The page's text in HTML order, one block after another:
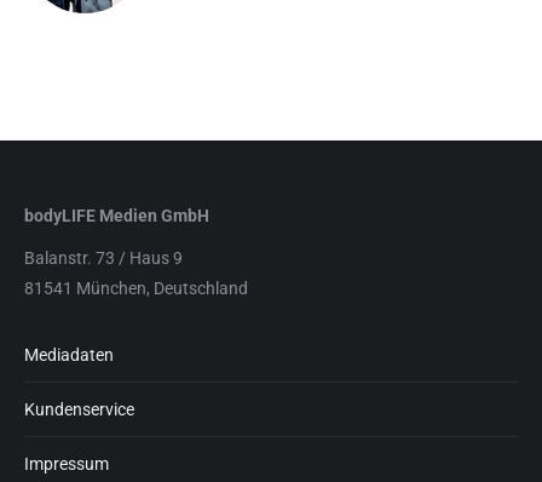
bodyLIFE Medien GmbH
Balanstr. 73 / Haus 9
81541 München, Deutschland
Mediadaten
Kundenservice
Impressum